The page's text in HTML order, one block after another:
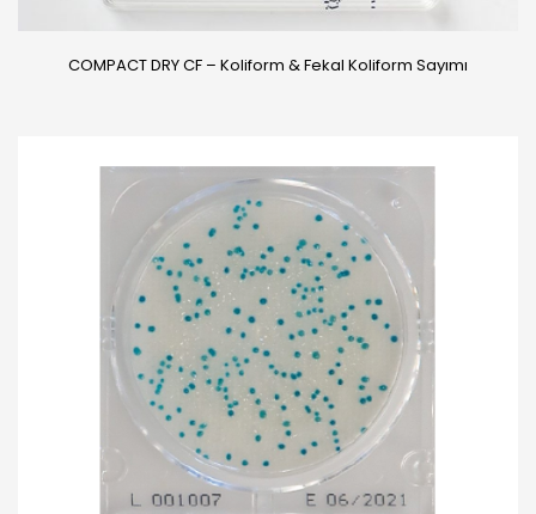
COMPACT DRY CF – Koliform & Fekal Koliform Sayımı